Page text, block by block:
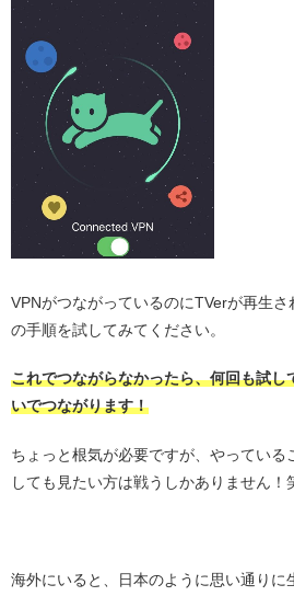
VPNがつながっているのにTVerが再生
の手順を試してみてください。
これでつながらなかったら、何回も試し
いでつながります！
ちょっと根気が必要ですが、やっている
しても見たい方は戦うしかありません！
海外にいると、日本のように思い通りに